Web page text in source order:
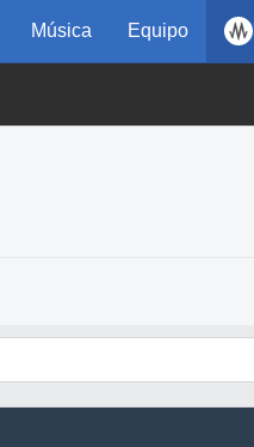
Música Equipo